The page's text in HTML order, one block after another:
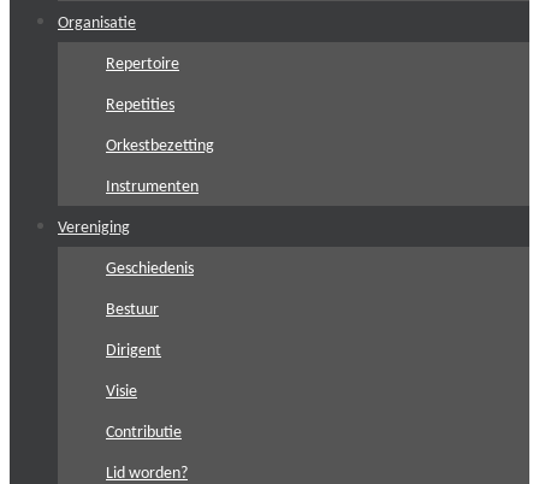
Organisatie
Repertoire
Repetities
Orkestbezetting
Instrumenten
Vereniging
Geschiedenis
Bestuur
Dirigent
Visie
Contributie
Lid worden?